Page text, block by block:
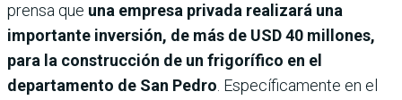
prensa que una empresa privada realizará una
importante inversión, de más de USD 40 millones,
para la construcción de un frigorífico en el
departamento de San Pedro . Específicamente en el